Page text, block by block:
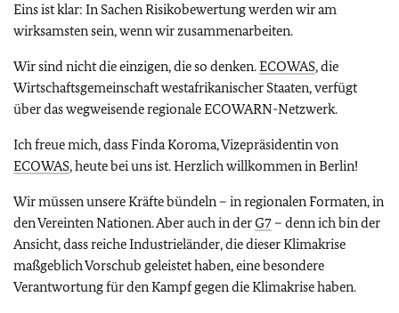
Eins ist klar: In Sachen Risikobewertung werden wir am
wirksamsten sein, wenn wir zusammenarbeiten.
Wir sind nicht die einzigen, die so denken.ECOWAS, die
Wirtschaftsgemeinschaft westafrikanischer Staaten, verfügt
über das wegweisende regionale ECOWARN-Netzwerk.
Ich freue mich, dass Finda Koroma, Vizepräsidentin von
ECOWAS, heute bei uns ist. Herzlich willkommen in Berlin!
Wir müssen unsere Kräfte bündeln – in regionalen Formaten, in
den Vereinten Nationen. Aber auch in derG7 – denn ich bin der
Ansicht, dass reiche Industrieländer, die dieser Klimakrise
maßgeblich Vorschub geleistet haben, eine besondere
Verantwortung für den Kampf gegen die Klimakrise haben.